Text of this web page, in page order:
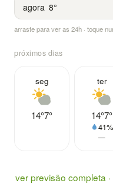
agora 8°
arraste para ver as 24h · toque
próximos dias
seg
14°7°
ter
14°7°
41%
—
ver previsão completa